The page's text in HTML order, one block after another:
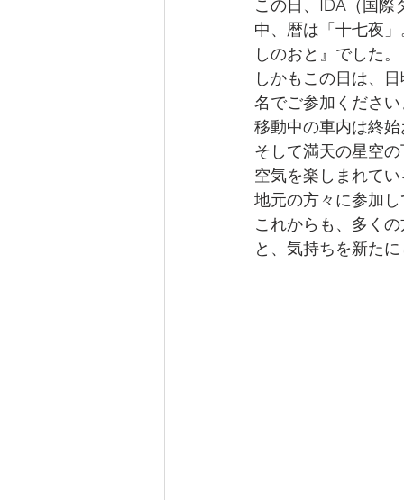
この日、IDA（国際
中、暦は「十七夜
しのおと』でした。
しかもこの日は、
名でご参加くださ
移動中の車内は終
そして満天の星空
空気を楽しまれて
地元の方々に参加
これからも、多く
と、気持ちを新た